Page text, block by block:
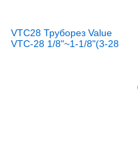
VTC28 Труборез Value
VTC-28 1/8"~1-1/8"(3-28